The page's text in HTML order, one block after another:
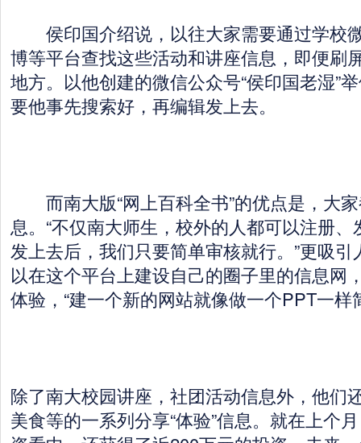
侯印国介绍说，以往大家需要通过学校
博等平台查找这些活动和讲座信息，即便刷
地方。以他创建的微信公众号“侯印国老湿”
要他事先搜索好，再编辑发上去。
而南大版“网上百科全书”的优点是，大
息。“不仅南大师生，校外的人都可以注册
发上去后，我们只要简单审核就行。”更吸
以在这个平台上建设自己的圈子里的信息网
体验，“建一个新的网站就像做一个PPT一样
除了南大校园讲座，社团活动信息外，他们
美食等的一系列分享“体验”信息。就在上个